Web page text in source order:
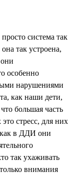
система так
так устроена,
особенно
нарушениями
как наши дети,
большая часть
стресс, для них
как в ДДИ они
так ухаживать
внимания